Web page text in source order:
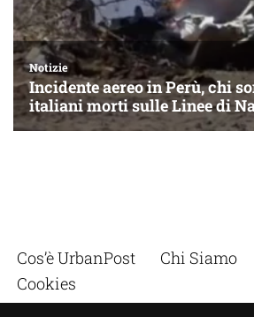
Cos’è UrbanPost Chi Siamo
Cookies